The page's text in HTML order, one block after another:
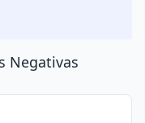
Negativas